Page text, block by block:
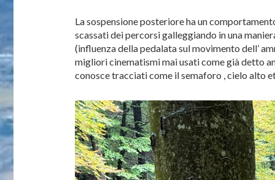
La sospensione posteriore ha un
scassati dei percorsi galleggiando in una
(influenza della pedalata sul movimento dell’
migliori cinematismi mai usati come già detto
conosce tracciati come il semaforo , cielo alto